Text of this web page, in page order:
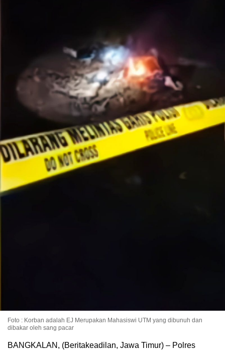
Foto : Korban adalah EJ Merupakan Mahasiswi UTM yang dibunuh dan
dibakar oleh sang pacar
BANGKALAN, (Beritakeadilan, Jawa Timur) – Polres